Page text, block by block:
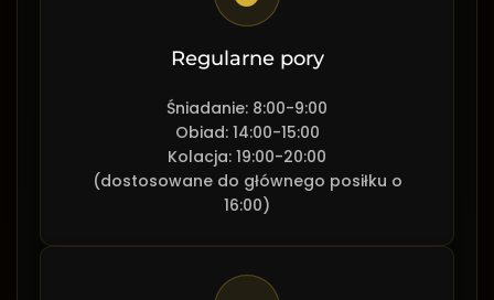
Regularne pory
Śniadanie: 8:00-9:00
Obiad: 14:00-15:00
Kolacja: 19:00-20:00
(dostosowane do głównego posiłku o
16:00)